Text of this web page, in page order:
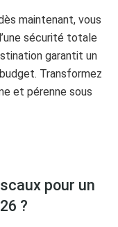
maintenant, vous
sécurité totale
garantit un
Transformez
et pérenne sous
pour un
?